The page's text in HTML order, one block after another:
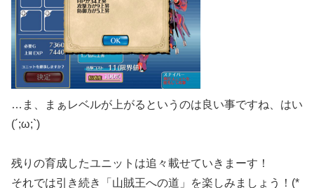
…ま、まぁレベルが上がるというのは良い事ですね、はい
(´;ω;`)
残りの育成したユニットは追々載せていきまーす！
それでは引き続き「山賊王への道」を楽しみましょう！(*